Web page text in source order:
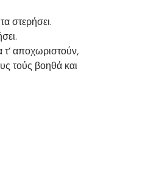
στερήσει.
αποχωριστούν,
τούς βοηθά και